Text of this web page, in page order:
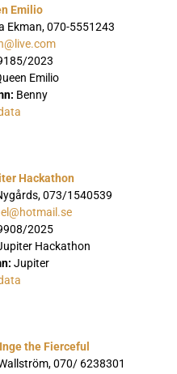
Emilio
Ekman, 070-5551243
2023
Emilio
Benny
Hackathon
073/1540539
2025
Hackathon
Jupiter
the Fierceful
070/ 6238301